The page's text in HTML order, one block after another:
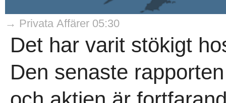
→ Privata Affärer 05:30
Det har varit stökigt
Den senaste